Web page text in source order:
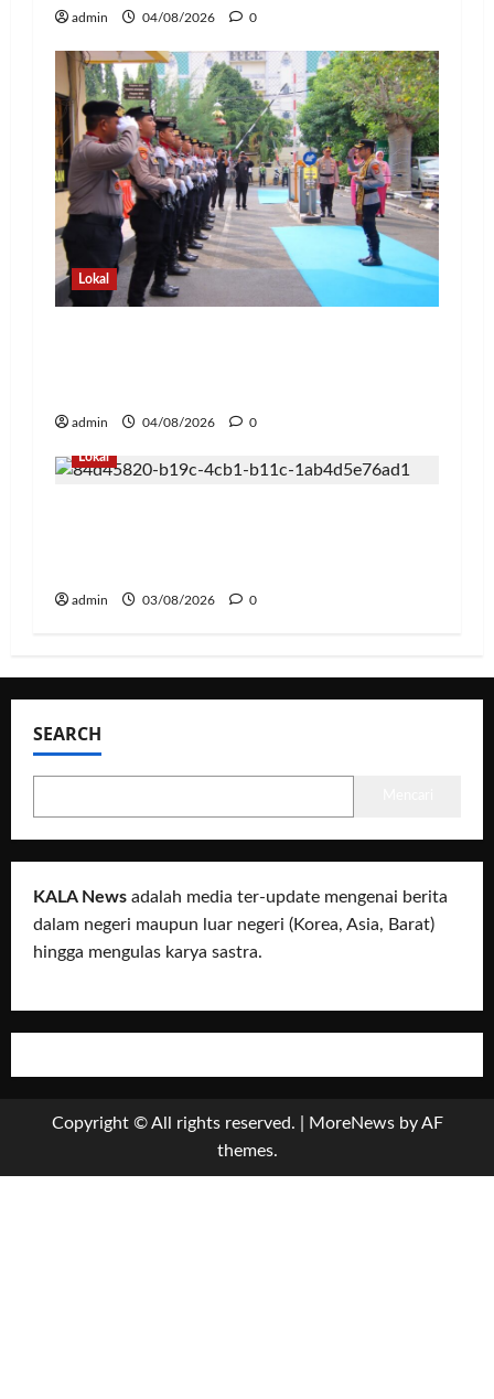
admin 04/08/2026 0
Lokal
admin 04/08/2026 0
Lokal
admin 03/08/2026 0
SEARCH
KALA News adalah media ter-update mengenai berita
dalam negeri maupun luar negeri (Korea, Asia, Barat)
hingga mengulas karya sastra.
Copyright © All rights reserved. MoreNewsby AF
themes.